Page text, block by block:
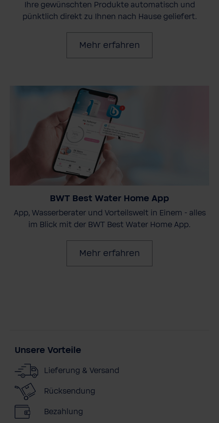
Ihre gewünschten Produkte automatisch und
pünktlich direkt zu Ihnen nach Hause geliefert.
Mehr erfahren
BWT Best Water Home App
App, Wasserberater und Vorteilswelt in Einem - alles
im Blick mit der BWT Best Water Home App.
Mehr erfahren
Unsere Vorteile
Lieferung & Versand
Rücksendung
Bezahlung